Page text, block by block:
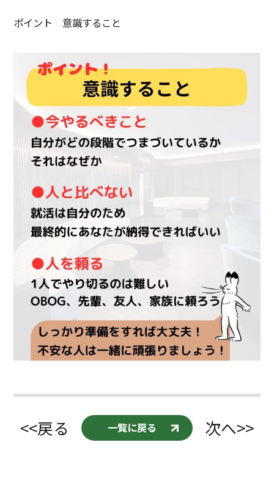
ポイント 意識すること
<<戻る 一覧に戻る 次へ>>